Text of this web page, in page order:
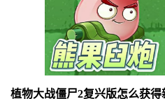
植物大战僵尸2复兴版怎么获得